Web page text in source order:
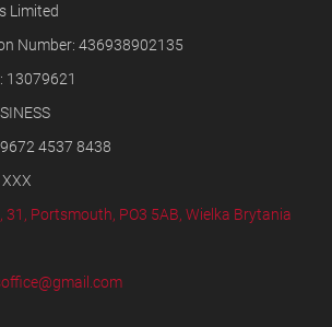
Limited
Number: 436938902135
13079621
4537 8438
31, Portsmouth, PO3 5AB, Wielka Brytania